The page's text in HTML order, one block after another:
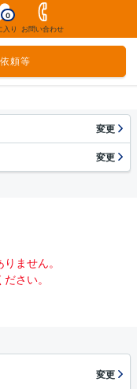
入り
0
お問い合わせ
頼等
変更
変更
ません。
さい。
変更